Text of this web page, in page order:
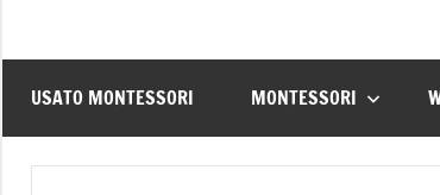
USATO MONTESSORI MONTESSORI